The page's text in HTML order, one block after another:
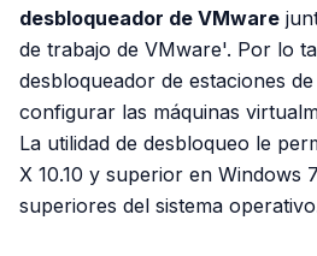
desbloqueador de VMware
de trabajo de VMware'. Por lo
desbloqueador de estaciones
configurar las máquinas
La utilidad de desbloqueo le
X 10.10 y superior en Windows
superiores del sistema